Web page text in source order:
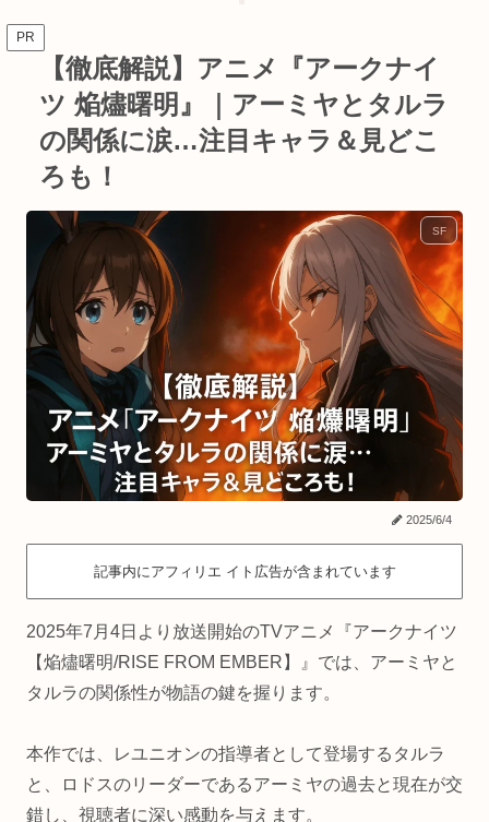
PR
【徹底解説】アニメ『アークナイ
ツ 焔燼曙明』｜アーミヤとタルラ
の関係に涙…注目キャラ＆見どこ
ろも！
SF
2025/6/4
記事内にアフィリエ イト広告が含まれています
2025年7月4日より放送開始のTVアニメ『アークナイツ
【焔燼曙明/RISE FROM EMBER】』では、アーミヤと
タルラの関係性が物語の鍵を握ります。
本作では、レユニオンの指導者として登場するタルラ
と、ロドスのリーダーであるアーミヤの過去と現在が交
錯し、視聴者に深い感動を与えます。